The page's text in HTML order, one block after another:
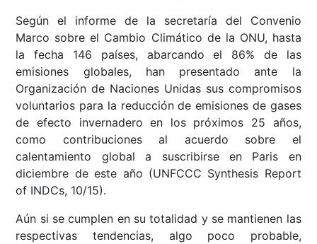
Según el informe de la secretaría del Convenio
Marco sobre el Cambio Climático de la ONU, hasta
la fecha 146 países, abarcando el 86% de las
emisiones globales, han presentado ante la
Organización de Naciones Unidas sus compromisos
voluntarios para la reducción de emisiones de gases
de efecto invernadero en los próximos 25 años,
como contribuciones al acuerdo sobre el
calentamiento global a suscribirse en Paris en
diciembre de este año (UNFCCC Synthesis Report
of INDCs, 10/15).
Aún si se cumplen en su totalidad y se mantienen las
respectivas tendencias, algo poco probable,